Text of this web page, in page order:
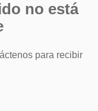
no está
para recibir